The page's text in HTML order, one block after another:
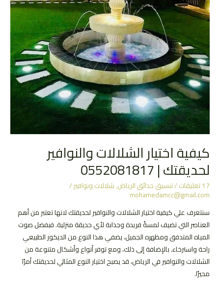
كيفية اختيار الشلالات والنوافير
لحديقتك | 0552081817
17 تعليقات /تنسيق حدائق الرياض,شلالات ونوافير/
mohamedamcc@gmail.com
سنتعرف علي كيفية اختيار الشلالات والنوافير لحديقتك لانها تعتبر من أهم
العناصر التي تضيف لمسةً فريدة وجذابة لأي حديقة منزلية. فبفضل صوت
المياه المتدفق ومظهره الجميل، يضفي هذا النوع من الديكور الطبيعي
راحة واسترخاء. بالإضافة إلى ذلك، ومع توفر أنواع وأشكال متنوعة من
الشلالات والنوافير في الرياض، قد يصبح اختيار النوع المثالي لحديقتك أمرًا
محيرًا.